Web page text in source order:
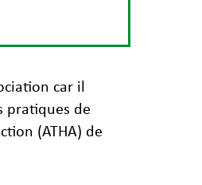
car il
pratiques de
(ATHA) de